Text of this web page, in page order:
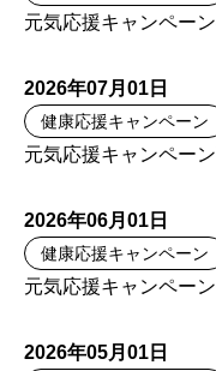
元気応援キャンペー
2026年07月01日
健康応援キャンペーン
元気応援キャンペー
2026年06月01日
健康応援キャンペーン
元気応援キャンペー
2026年05月01日